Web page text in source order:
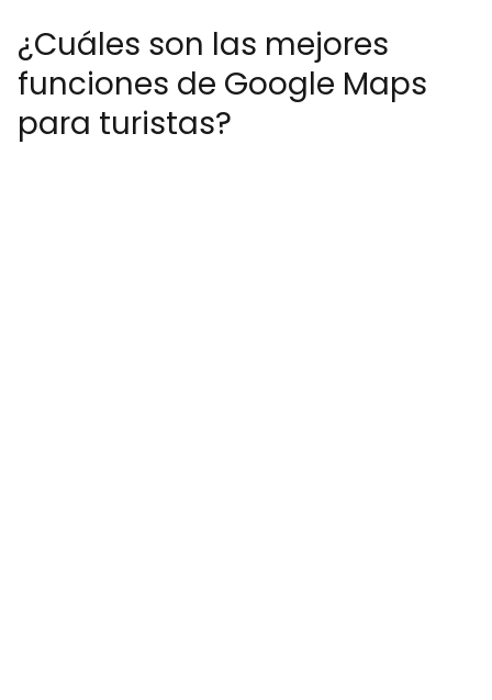
¿Cuáles son las mejores
funciones de Google Maps
para turistas?